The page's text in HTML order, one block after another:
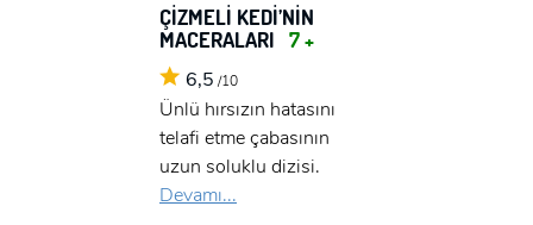
ÇİZMELİ KEDİ’NİN
MACERALARI 7 +
6,5 /10
Ünlü hırsızın hatasını
telafi etme çabasının
uzun soluklu dizisi.
Devamı...